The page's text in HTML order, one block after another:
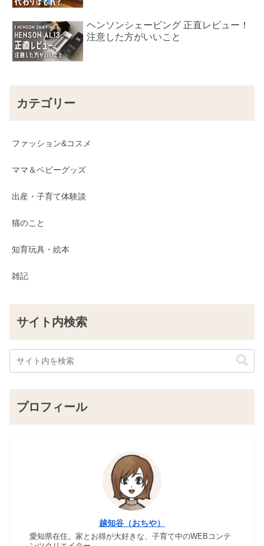
ヘンソンシェービング 正直レビュー！
注意した方がいいこと
カテゴリー
ファッション&コスメ
ママ＆ベビーグッズ
出産・子育て体験談
猫のこと
知育玩具・絵本
雑記
サイト内検索
プロフィール
越知谷（おちや）
愛知県在住。家とお得が大好きな、子育て中のWEBコンテ